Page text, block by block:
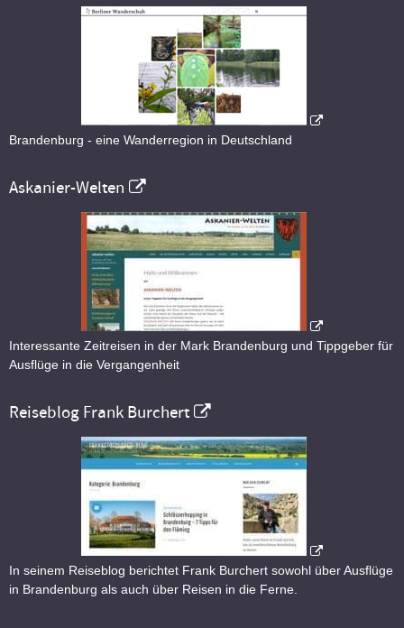
Brandenburg - eine Wanderregion in Deutschland
Askanier-Welten
Interessante Zeitreisen in der Mark Brandenburg und Tippgeber für
Ausflüge in die Vergangenheit
Reiseblog Frank Burchert
In seinem Reiseblog berichtet Frank Burchert sowohl über Ausflüge
in Brandenburg als auch über Reisen in die Ferne.